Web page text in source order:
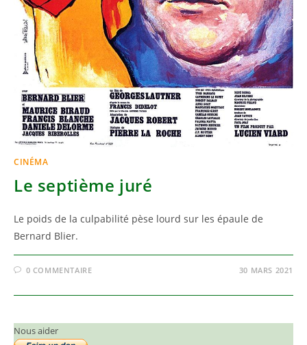
CINÉMA
Le septième juré
Le poids de la culpabilité pèse lourd sur les épaule de
Bernard Blier.
0 COMMENTAIRE 30 MARS 2021
Nous aider